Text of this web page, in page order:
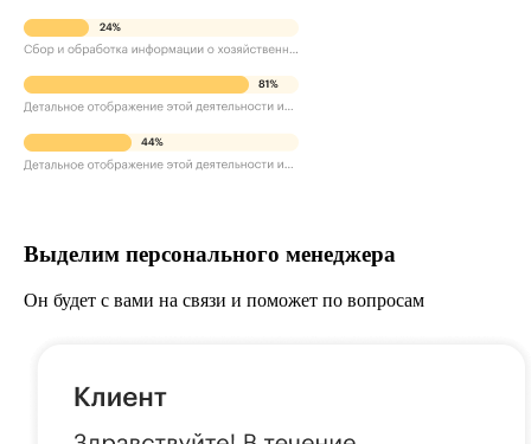
Выделим персонального менеджера
Он будет с вами на связи и поможет по вопросам